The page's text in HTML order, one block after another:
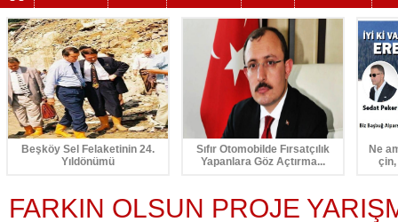
Beşköy Sel Felaketinin 24.
Yıldönümü
Sıfır Otomobilde Fırsatçılık
Yapanlara Göz Açtırma...
Ne
FARKIN OLSUN PROJE